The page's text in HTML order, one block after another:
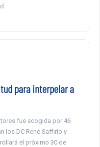
para interpelar a
fue acogida por 46
los DC René Saffirio y
el próximo 30 de